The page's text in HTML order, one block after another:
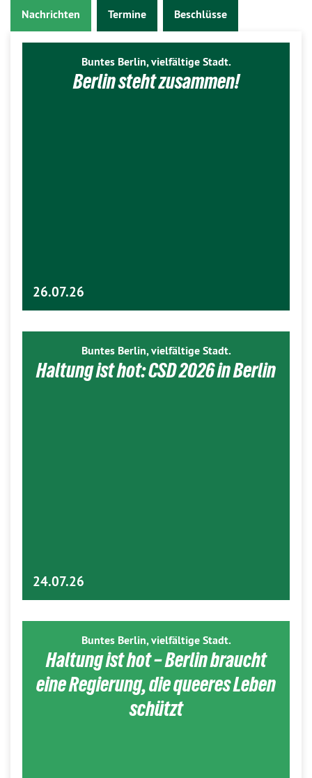
Nachrichten Termine Beschlüsse
Buntes Berlin, vielfältige Stadt.
Berlin steht zusammen!
26.07.26
Buntes Berlin, vielfältige Stadt.
Haltung ist hot: CSD 2026 in Berlin
24.07.26
Buntes Berlin, vielfältige Stadt.
Haltung ist hot – Berlin braucht
eine Regierung, die queeres Leben
schützt